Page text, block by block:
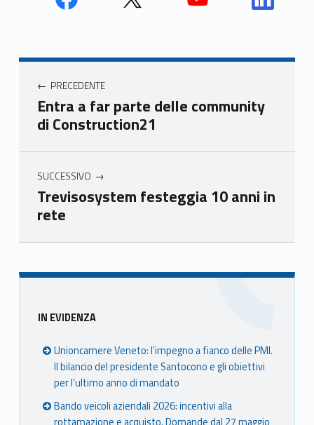
Unio
mer
e
Ven
Unio
e
Ven
Unio
e
Unio
e
Navigazione articoli
PRECEDENTE
Entra a far parte delle community
di Construction21
SUCCESSIVO
Trevisosystem festeggia 10 anni in
rete
Skip back to main navigation
Sidebar
IN EVIDENZA
Unioncamere Veneto: l’impegno a fianco delle PMI.
Il bilancio del presidente Santocono e gli obiettivi
per l’ultimo anno di mandato
Bando veicoli aziendali 2026: incentivi alla